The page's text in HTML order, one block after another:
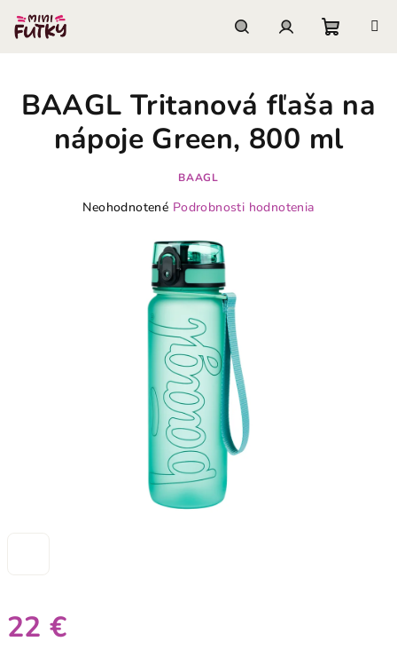
obsah
košík
22 €
BAAGL Tritanová fľaša na
nápoje Green, 800 ml
BAAGL
Priemerné
Neohodnotené Podrobnosti hodnotenia